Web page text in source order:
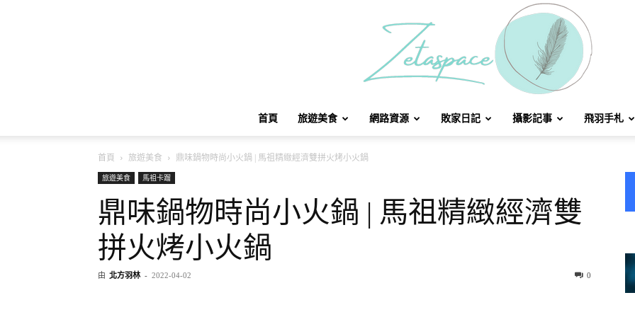
首頁 旅遊美食 網路資源 敗家日記 攝影記事 飛羽手札
首頁 旅遊美食
鼎味鍋物時尚小火鍋 | 馬祖精緻經濟雙拼火烤小火鍋
旅遊美食
馬祖卡蹓
鼎味鍋物時尚小火鍋 | 馬祖精緻經濟雙
拼火烤小火鍋
由 北方羽林 - 2022-04-02 0